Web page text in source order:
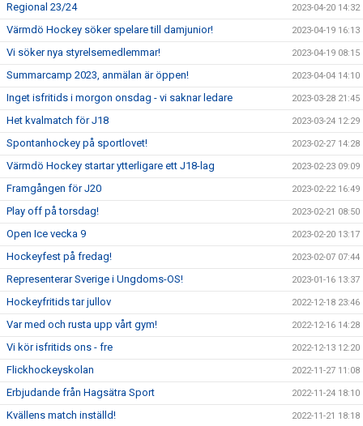
Regional 23/24 2023-04-20 14:32
Värmdö Hockey söker spelare till damjunior! 2023-04-19 16:13
Vi söker nya styrelsemedlemmar! 2023-04-19 08:15
Summarcamp 2023, anmälan är öppen! 2023-04-04 14:10
Inget isfritids i morgon onsdag - vi saknar ledare 2023-03-28 21:45
Het kvalmatch för J18 2023-03-24 12:29
Spontanhockey på sportlovet! 2023-02-27 14:28
Värmdö Hockey startar ytterligare ett J18-lag 2023-02-23 09:09
Framgången för J20 2023-02-22 16:49
Play off på torsdag! 2023-02-21 08:50
Open Ice vecka 9 2023-02-20 13:17
Hockeyfest på fredag! 2023-02-07 07:44
Representerar Sverige i Ungdoms-OS! 2023-01-16 13:37
Hockeyfritids tar jullov 2022-12-18 23:46
Var med och rusta upp vårt gym! 2022-12-16 14:28
Vi kör isfritids ons - fre 2022-12-13 12:20
Flickhockeyskolan 2022-11-27 11:08
Erbjudande från Hagsätra Sport 2022-11-24 18:10
Kvällens match inställd! 2022-11-21 18:18